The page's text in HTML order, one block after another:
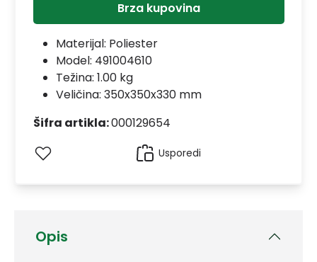
Opis
Brza kupovina
Materijal: Poliester
Model: 491004610
Težina: 1.00 kg
Veličina: 350x350x330 mm
Šifra artikla:000129654
Usporedi